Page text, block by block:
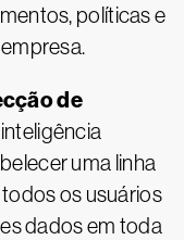
políticas e
de
uma linha
os usuários
dados em toda